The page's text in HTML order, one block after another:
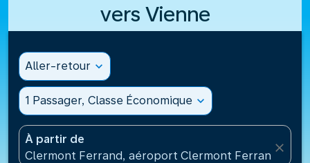
vers Vienne
Aller-retour expand_more
1 Passager, Classe Économique expand_more
À partir de
Clermont Ferrand, aéroport Clermont Ferrand
close